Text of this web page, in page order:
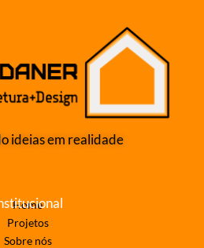
ideias em realidade
Home
Projetos
Sobre nós